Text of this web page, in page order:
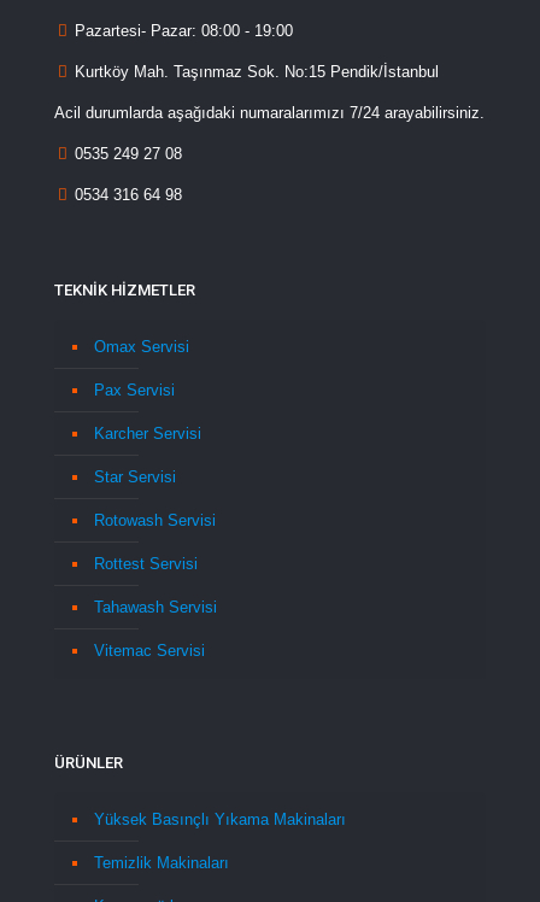
Pazartesi- Pazar: 08:00 - 19:00
Kurtköy Mah. Taşınmaz Sok. No:15 Pendik/İstanbul
Acil durumlarda aşağıdaki numaralarımızı 7/24 arayabilirsiniz.
0535 249 27 08
0534 316 64 98
TEKNİK HİZMETLER
Omax Servisi
Pax Servisi
Karcher Servisi
Star Servisi
Rotowash Servisi
Rottest Servisi
Tahawash Servisi
Vitemac Servisi
ÜRÜNLER
Yüksek Basınçlı Yıkama Makinaları
Temizlik Makinaları